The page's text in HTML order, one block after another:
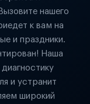
нашего
к вам на
и праздники.
Наша
и устранит
широкий